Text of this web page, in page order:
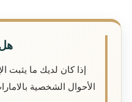
إذا كان لديك ما يثبت
الأحوال الشخصية